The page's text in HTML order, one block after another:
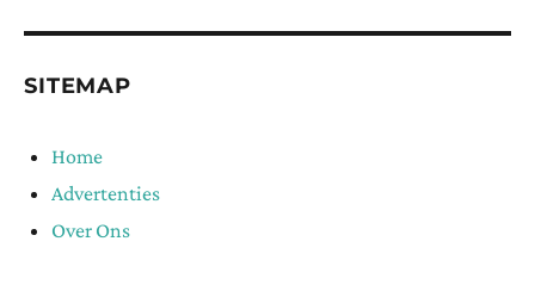
SITEMAP
Home
Advertenties
Over Ons